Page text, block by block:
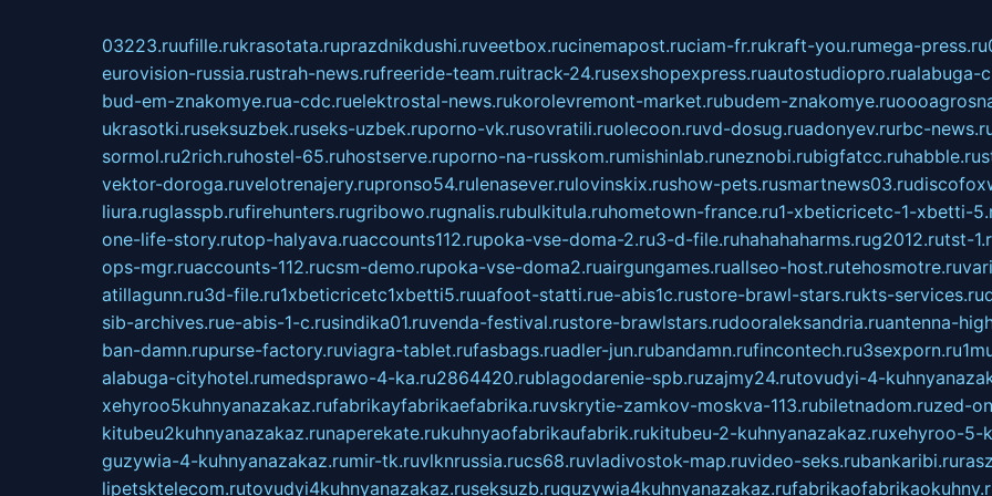
03223.ruufille.rukrasotata.ruprazdnikdushi.ruveetbox.rucinemapost.ruciam-fr.rukraft-you.rumega-press.ru
eurovision-russia.rustrah-news.rufreeride-team.ruitrack-24.rusexshopexpress.ruautostudiopro.rualabuga-
bud-em-znakomye.rua-cdc.ruelektrostal-news.rukorolevremont-market.rubudem-znakomye.ru
ukrasotki.ruseksuzbek.ruseks-uzbek.ruporno-vk.rusovratili.ruolecoon.ruvd-dosug.ruadonyev.rurbc-
sormol.ru2rich.ruhostel-65.ruhostserve.ruporno-na-russkom.rumishinlab.runeznobi.rubigfatcc.ruhabble.ru
vektor-doroga.ruvelotrenajery.rupronso54.rulenasever.rulovinskix.rushow-pets.rusmartnews03.ru
liura.ruglasspb.rufirehunters.rugribowo.rugnalis.rubulkitula.ruhometown-france.ru1-xbeticricetc-1-xbetti-
one-life-story.rutop-halyava.ruaccounts112.rupoka-vse-doma-2.ru3-d-file.ruhahahaharms.rug2012.rutst-
ops-mgr.ruaccounts-112.rucsm-demo.rupoka-vse-doma2.ruairgungames.ruallseo-host.rutehosmotre.ru
atillagunn.ru3d-file.ru1xbeticricetc1xbetti5.ruuafoot-statti.rue-abis1c.rustore-brawl-stars.rukts-services.ru
sib-archives.rue-abis-1-c.rusindika01.ruvenda-festival.rustore-brawlstars.rudooraleksandria.ruantenna-
ban-damn.rupurse-factory.ruviagra-tablet.rufasbags.ruadler-jun.rubandamn.rufincontech.ru3sexporn.ru
alabuga-cityhotel.rumedsprawo-4-ka.ru2864420.rublagodarenie-spb.ruzajmy24.rutovudyi-4-
xehyroo5kuhnyanazakaz.rufabrikayfabrikaefabrika.ruvskrytie-zamkov-moskva-113.rubiletnadom.ruzed-
kitubeu2kuhnyanazakaz.runaperekate.rukuhnyaofabrikaufabrik.rukitubeu-2-kuhnyanazakaz.ruxehyroo-5-
guzywia-4-kuhnyanazakaz.rumir-tk.ruvlknrussia.rucs68.ruvladivostok-map.ruvideo-seks.rubankaribi.ru
lipetsktelecom.rutovudyi4kuhnyanazakaz.ruseksuzb.ruguzywia4kuhnyanazakaz.ru